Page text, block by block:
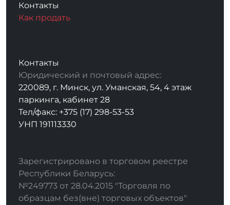
Контакты
Как продать
Контакты
Юридический и почтовый адрес:
220089, г. Минск, ул. Уманская, 54, 4 этаж
паркинга, кабинет 28
Тел/факс: +375 (17) 298-53-53
УНП 191113330
Зарегистрировано в торговом реестре
Республики Беларусь:
№249773 от 28.04.2015 "Торговля по
образцам без(вне) торговых объектов"